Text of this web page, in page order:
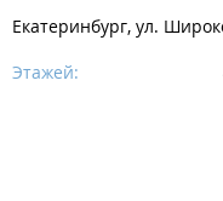
Екатеринбург, ул.
Этажей: